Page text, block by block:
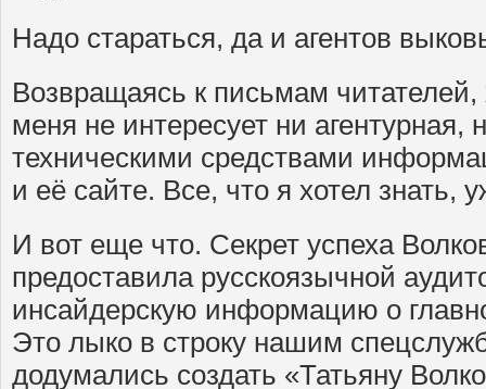
Надо стараться, да и агентов
Возвращаясь к письмам читателей,
меня не интересует ни агентурная,
техническими средствами
и её сайте. Все, что я хотел знать,
И вот еще что. Секрет успеха
предоставила русскоязычной
инсайдерскую информацию о
Это лыко в строку нашим
додумались создать «Татьяну